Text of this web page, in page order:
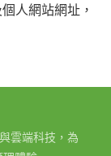
人網站網址，
雲端科技，為